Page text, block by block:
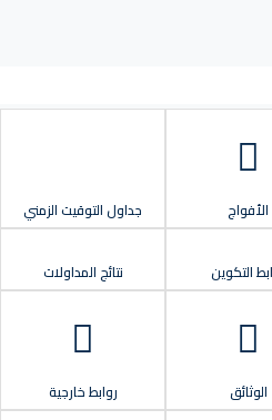
الأفواج جداول التوقيت الزمني
التكوين نتائج المداولات
الوثائق روابط خارجية